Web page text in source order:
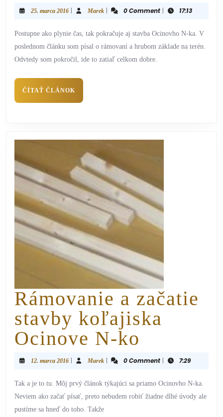
25. marca 2016 | Marek | 0 Comment | 17:13
Postupne ako plynie čas, tak pokračuje aj stavba Ocinovho N-ka. V
poslednom článku som písal o rámovaní a hrubom základe na terén.
Odvtedy som pokročil, ide to zatiaľ celkom dobre.
ČÍTAŤ ČLÁNOK
Rámovanie a začatie
stavby koľajiska
Ocinove N-ko
12. marca 2016 | Marek | 0 Comment | 7:29
Tak a je to tu. Môj prvý článok týkajúci sa priamo Ocinovho N-ka.
Neviem ako začať písať, preto nebudem robiť žiadne dlhé úvody ale
pustíme sa hneď do toho. Takže